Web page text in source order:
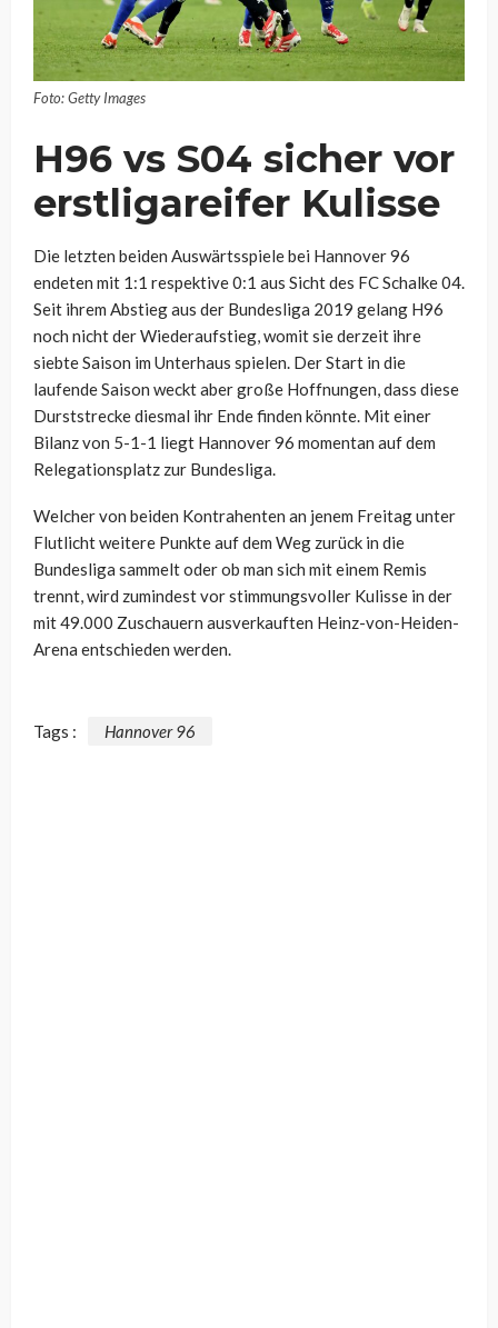
Foto: Getty Images
H96 vs S04 sicher vor
erstligareifer Kulisse
Die letzten beiden Auswärtsspiele bei Hannover 96
endeten mit 1:1 respektive 0:1 aus Sicht des FC Schalke 04.
Seit ihrem Abstieg aus der Bundesliga 2019 gelang H96
noch nicht der Wiederaufstieg, womit sie derzeit ihre
siebte Saison im Unterhaus spielen. Der Start in die
laufende Saison weckt aber große Hoffnungen, dass diese
Durststrecke diesmal ihr Ende finden könnte. Mit einer
Bilanz von 5-1-1 liegt Hannover 96 momentan auf dem
Relegationsplatz zur Bundesliga.
Welcher von beiden Kontrahenten an jenem Freitag unter
Flutlicht weitere Punkte auf dem Weg zurück in die
Bundesliga sammelt oder ob man sich mit einem Remis
trennt, wird zumindest vor stimmungsvoller Kulisse in der
mit 49.000 Zuschauern ausverkauften Heinz-von-Heiden-
Arena entschieden werden.
Tags : Hannover 96